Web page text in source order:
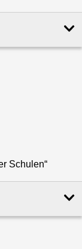
Schulen“